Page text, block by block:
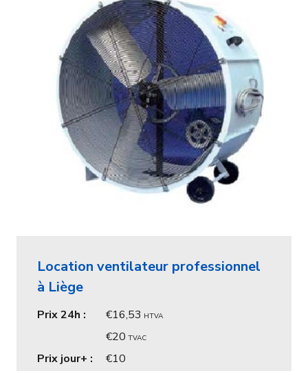
Location ventilateur professionnel
à Liège
Prix 24h : 16,53 HTVA
20 TVAC
Prix jour+ :
10